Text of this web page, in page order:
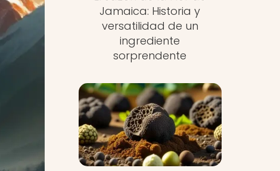
Jamaica: Historia y
versatilidad de un
ingrediente
sorprendente